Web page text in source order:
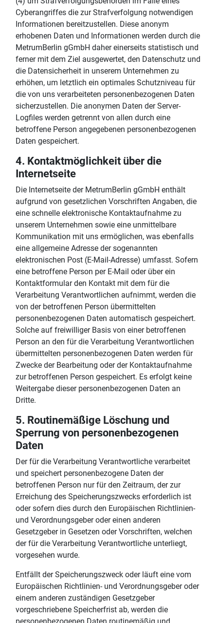
Cyberangriffes die zur Strafverfolgung notwendigen
Informationen bereitzustellen. Diese anonym
erhobenen Daten und Informationen werden durch die
MetrumBerlin gGmbH daher einerseits statistisch und
ferner mit dem Ziel ausgewertet, den Datenschutz und
die Datensicherheit in unserem Unternehmen zu
erhöhen, um letztlich ein optimales Schutzniveau für
die von uns verarbeiteten personenbezogenen Daten
sicherzustellen. Die anonymen Daten der Server-
Logfiles werden getrennt von allen durch eine
betroffene Person angegebenen personenbezogenen
Daten gespeichert.
4. Kontaktmöglichkeit über die
Internetseite
Die Internetseite der MetrumBerlin gGmbH enthält
aufgrund von gesetzlichen Vorschriften Angaben, die
eine schnelle elektronische Kontaktaufnahme zu
unserem Unternehmen sowie eine unmittelbare
Kommunikation mit uns ermöglichen, was ebenfalls
eine allgemeine Adresse der sogenannten
elektronischen Post (E-Mail-Adresse) umfasst. Sofern
eine betroffene Person per E-Mail oder über ein
Kontaktformular den Kontakt mit dem für die
Verarbeitung Verantwortlichen aufnimmt, werden die
von der betroffenen Person übermittelten
personenbezogenen Daten automatisch gespeichert.
Solche auf freiwilliger Basis von einer betroffenen
Person an den für die Verarbeitung Verantwortlichen
übermittelten personenbezogenen Daten werden für
Zwecke der Bearbeitung oder der Kontaktaufnahme
zur betroffenen Person gespeichert. Es erfolgt keine
Weitergabe dieser personenbezogenen Daten an
Dritte.
5. Routinemäßige Löschung und
Sperrung von personenbezogenen
Daten
Der für die Verarbeitung Verantwortliche verarbeitet
und speichert personenbezogene Daten der
betroffenen Person nur für den Zeitraum, der zur
Erreichung des Speicherungszwecks erforderlich ist
oder sofern dies durch den Europäischen Richtlinien-
und Verordnungsgeber oder einen anderen
Gesetzgeber in Gesetzen oder Vorschriften, welchen
der für die Verarbeitung Verantwortliche unterliegt,
vorgesehen wurde.
Entfällt der Speicherungszweck oder läuft eine vom
Europäischen Richtlinien- und Verordnungsgeber oder
einem anderen zuständigen Gesetzgeber
vorgeschriebene Speicherfrist ab, werden die